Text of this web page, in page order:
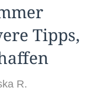
Tipps,
R.